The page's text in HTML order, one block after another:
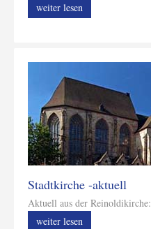
weiter lesen
Stadtkirche -aktuell
Aktuell aus der Reinoldikirche:
weiter lesen